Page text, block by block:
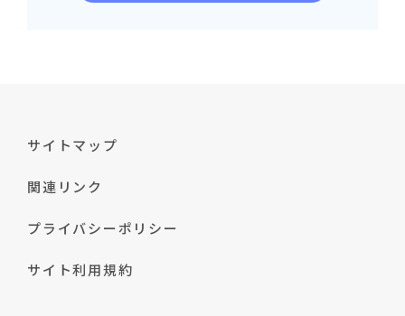
サイトマップ
関連リンク
プライバシーポリシー
サイト利用規約